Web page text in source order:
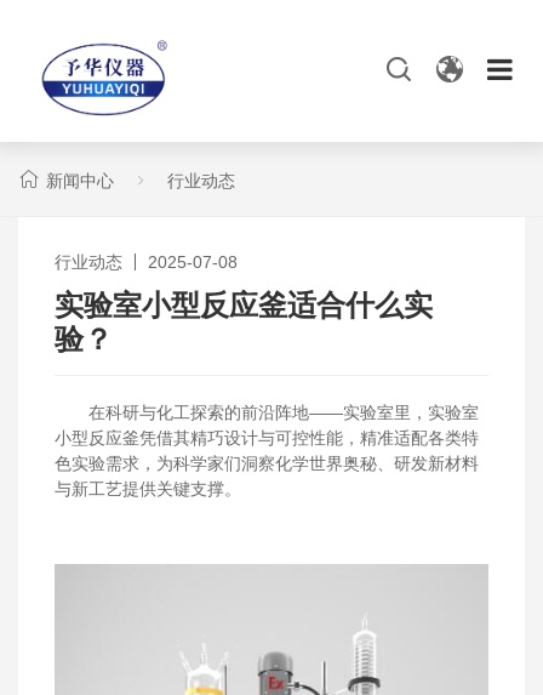
新闻中心 行业动态
行业动态 2025-07-08
实验室小型反应釜适合什么实
验？
在科研与化工探索的前沿阵地——实验室里，实验室
小型反应釜凭借其精巧设计与可控性能，精准适配各类特
色实验需求，为科学家们洞察化学世界奥秘、研发新材料
与新工艺提供关键支撑。